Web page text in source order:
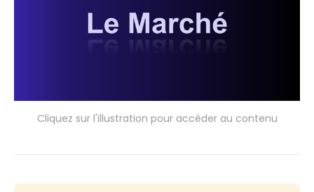
Cliquez sur l'illustration pour accéder au contenu